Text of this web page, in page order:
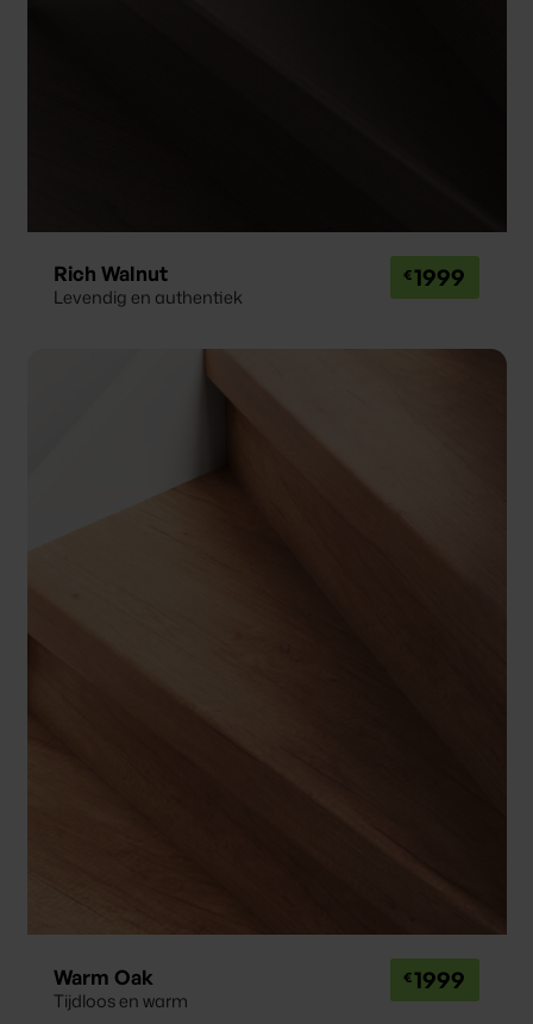
Rich Walnut
Levendig en authentiek
1999
Warm Oak
Tijdloos en warm
1999